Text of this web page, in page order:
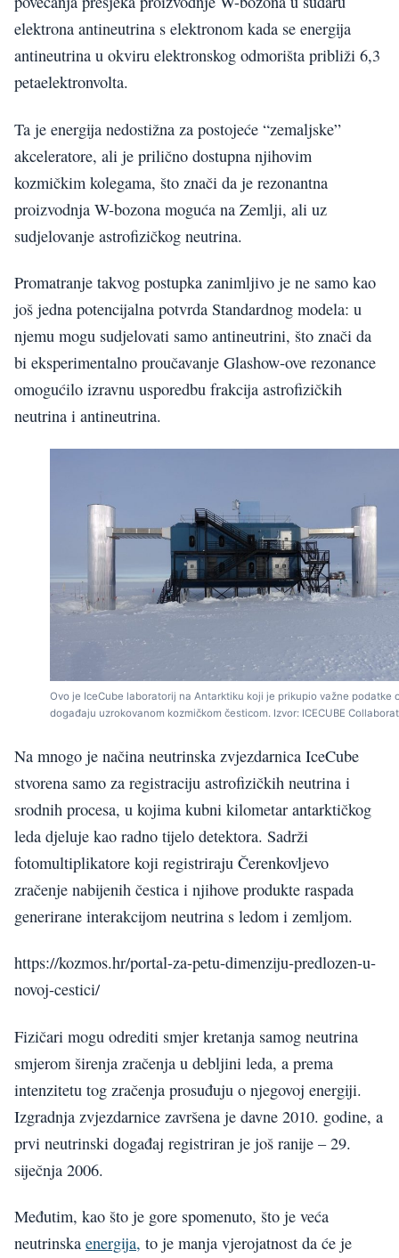
elektrona antineutrina s elektronom kada se energija
antineutrina u okviru elektronskog odmorišta približi 6,3
petaelektronvolta.
Ta je energija nedostižna za postojeće “zemaljske”
akceleratore, ali je prilično dostupna njihovim
kozmičkim kolegama, što znači da je rezonantna
proizvodnja W-bozona moguća na Zemlji, ali uz
sudjelovanje astrofizičkog neutrina.
Promatranje takvog postupka zanimljivo je ne samo kao
još jedna potencijalna potvrda Standardnog modela: u
njemu mogu sudjelovati samo antineutrini, što znači da
bi eksperimentalno proučavanje Glashow-ove rezonance
omogućilo izravnu usporedbu frakcija astrofizičkih
neutrina i antineutrina.
Ovo je IceCube laboratorij na Antarktiku koji je prikupio važne podatke
događaju uzrokovanom kozmičkom česticom. Izvor: ICECUBE
Na mnogo je načina neutrinska zvjezdarnica IceCube
stvorena samo za registraciju astrofizičkih neutrina i
srodnih procesa, u kojima kubni kilometar antarktičkog
leda djeluje kao radno tijelo detektora. Sadrži
fotomultiplikatore koji registriraju Čerenkovljevo
zračenje nabijenih čestica i njihove produkte raspada
generirane interakcijom neutrina s ledom i zemljom.
https://kozmos.hr/portal-za-petu-dimenziju-predlozen-u-
novoj-cestici/
Fizičari mogu odrediti smjer kretanja samog neutrina
smjerom širenja zračenja u debljini leda, a prema
intenzitetu tog zračenja prosuđuju o njegovoj energiji.
Izgradnja zvjezdarnice završena je davne 2010. godine, a
prvi neutrinski događaj registriran je još ranije – 29.
siječnja 2006.
Međutim, kao što je gore spomenuto, što je veća
neutrinska energija, to je manja vjerojatnost da će je